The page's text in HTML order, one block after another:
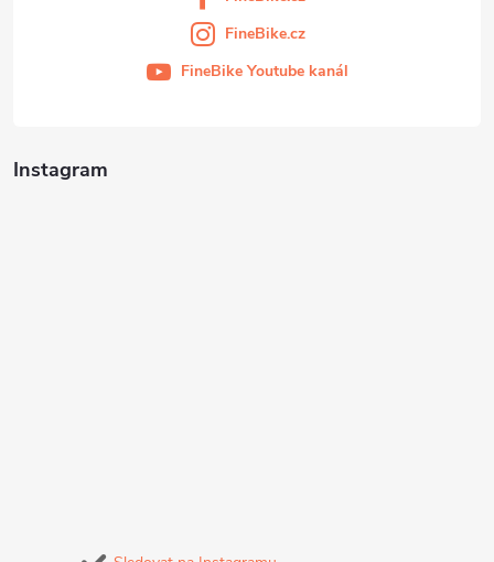
Instagram
FineBike.cz
FineBike Youtube kanál